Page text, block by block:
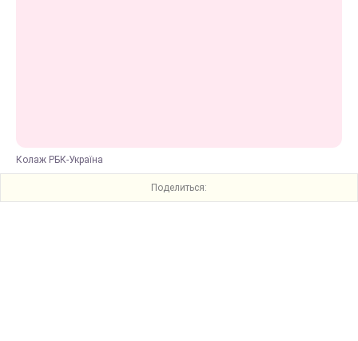
Колаж РБК-Україна
Поделиться: